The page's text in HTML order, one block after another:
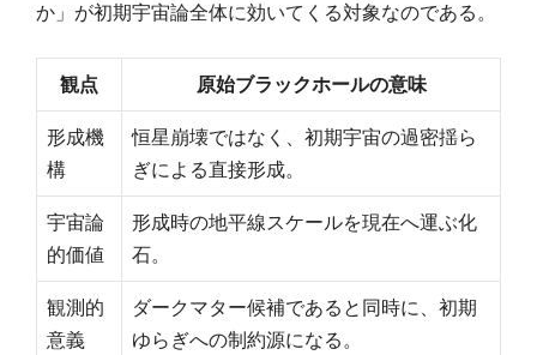
か」が初期宇宙論全体に効いてくる対象なのである。
観点 原始ブラックホールの意味
形成機
構
恒星崩壊ではなく、初期宇宙の過密揺ら
ぎによる直接形成。
宇宙論
的価値
形成時の地平線スケールを現在へ運ぶ化
石。
観測的
意義
ダークマター候補であると同時に、初期
ゆらぎへの制約源になる。